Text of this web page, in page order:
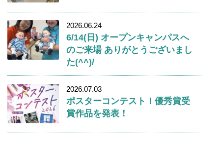
2026.06.24
6/14(日) オープンキャンパスへ
のご来場 ありがとうございまし
た(^^)/
2026.07.03
ポスターコンテスト！優秀賞受
賞作品を発表！